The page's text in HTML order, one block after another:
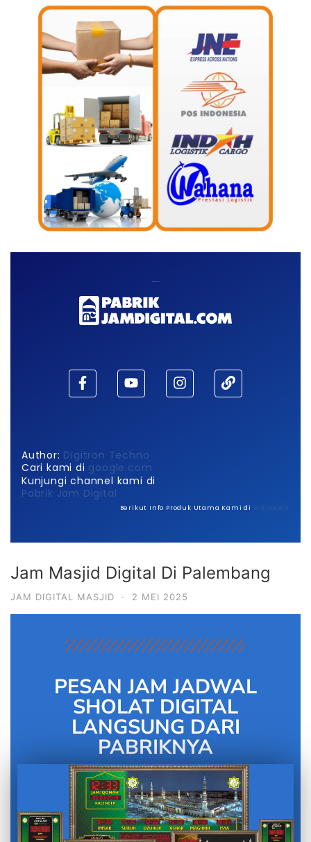
Author: Digitron Techno
Cari kami di google.com
Kunjungi channel kami di
Pabrik Jam Digital
Berikut Info Produk Utama Kami di wikipedia
Jam Masjid Digital Di Palembang
JAM DIGITAL MASJID · 2 MEI 2025
PESAN JAM JADWAL
SHOLAT DIGITAL
LANGSUNG DARI
PABRIKNYA